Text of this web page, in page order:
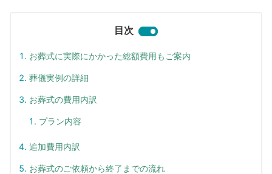
目次
お葬式に実際にかかった総額費用もご案内
葬儀実例の詳細
お葬式の費用内訳
プラン内容
追加費用内訳
お葬式のご依頼から終了までの流れ